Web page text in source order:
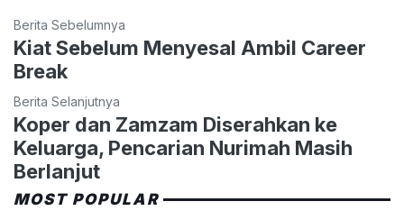
Berita Sebelumnya
Kiat Sebelum Menyesal Ambil Career
Break
Berita Selanjutnya
Koper dan Zamzam Diserahkan ke
Keluarga, Pencarian Nurimah Masih
Berlanjut
MOST POPULAR